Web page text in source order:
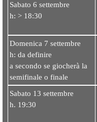
Sabato 6 settembre
h: > 18:30
Domenica 7 settembre
h: da definire
a secondo se giocherà la
semifinale o finale
Sabato 13 settembre
h. 19:30